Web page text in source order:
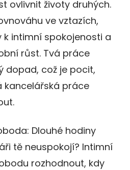
ovlivnit životy druhých.
ve vztazích,
intimní spokojenosti a
růst. Tvá práce
dopad, což je pocit,
kancelářská práce
: Dlouhé hodiny
tě neuspokojí? Intimní
rozhodnout, kdy